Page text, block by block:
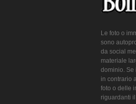
Le foto o
sono
da social
materiale
dominio. Se
in contrario
foto o delle
riguardanti